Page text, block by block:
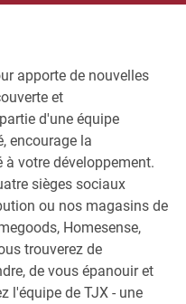
apporte de nouvelles
et
d'une équipe
encourage la
votre développement.
sièges sociaux
ou nos magasins de
Homesense,
trouverez de
de vous épanouir et
l'équipe de TJX - une